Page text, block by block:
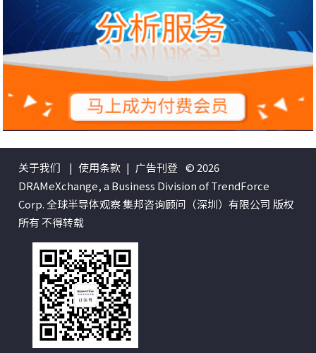
关于我们 | 使用条款 | 广告刊登 © 2026
DRAMeXchange, a Business Division of TrendForce
Corp. 全球半导体观察 集邦咨询顾问（深圳）有限公司 版权
所有 不得转载